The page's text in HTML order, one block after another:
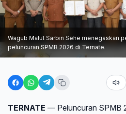
Wagub Malut Sarbin Sehe menegaskan
peluncuran SPMB 2026 di Ternate.
TERNATE — Peluncuran SPMB